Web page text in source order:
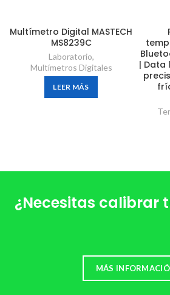
Multímetro Digital MASTECH
MS8239C
Laboratorio,
Multímetros Digitales
LEER MÁS
| Data
¿Necesitas calibrar
MÁS